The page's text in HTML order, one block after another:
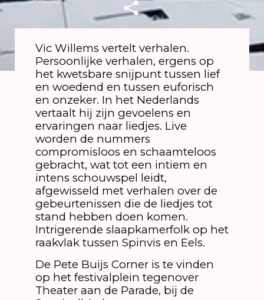
Vic Willems vertelt verhalen.
Persoonlijke verhalen, ergens op
het kwetsbare snijpunt tussen lief
en woedend en tussen euforisch
en onzeker. In het Nederlands
vertaalt hij zijn gevoelens en
ervaringen naar liedjes. Live
worden de nummers
compromisloos en schaamteloos
gebracht, wat tot een intiem en
intens schouwspel leidt,
afgewisseld met verhalen over de
gebeurtenissen die de liedjes tot
stand hebben doen komen.
Intrigerende slaapkamerfolk op het
raakvlak tussen Spinvis en Eels.
De Pete Buijs Corner is te vinden
op het festivalplein tegenover
Theater aan de Parade, bij de